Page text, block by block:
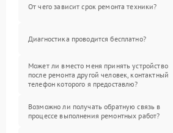
От чего зависит срок ремонта техники?
Диагностика проводится бесплатно?
Может ли вместо меня принять устройство
после ремонта другой человек, контактный
телефон которого я предоставлю?
Возможно ли получать обратную связь в
процессе выполнения ремонтных работ?